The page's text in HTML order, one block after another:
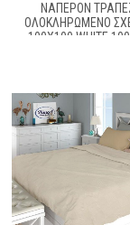
ΝΑΠΕΡΌΝ
ΟΛΟΚΛΗΡΩΜΈΝΟ
100X100 WHITE